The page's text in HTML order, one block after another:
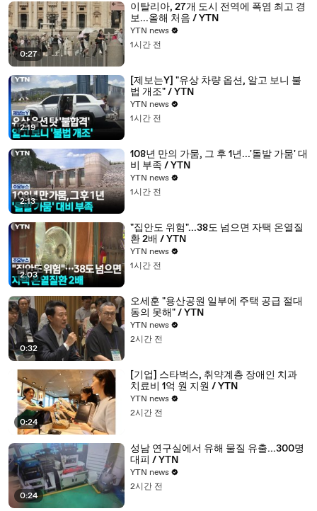
0:27
이탈리아, 27개 도시 전역에 폭염 최고 경
보...올해 처음 / YTN
YTN news
1시간 전
2:19
[제보는Y] "유상 차량 옵션, 알고 보니 불
법 개조" / YTN
YTN news
1시간 전
2:13
108년 만의 가뭄, 그 후 1년...'돌발 가뭄' 대
비 부족 / YTN
YTN news
1시간 전
2:03
"집안도 위험"...38도 넘으면 자택 온열질
환 2배 / YTN
YTN news
1시간 전
0:32
오세훈 "용산공원 일부에 주택 공급 절대
동의 못해" / YTN
YTN news
2시간 전
0:24
[기업] 스타벅스, 취약계층 장애인 치과
치료비 1억 원 지원 / YTN
YTN news
2시간 전
0:24
성남 연구실에서 유해 물질 유출...300명
대피 / YTN
YTN news
2시간 전